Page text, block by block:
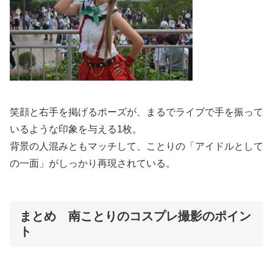
笑顔と右手を掲げるポーズが、まるでライブで手を振って
いるような印象を与える1枚。
背景の人混みともマッチして、ことりの「アイドルとして
の一面」がしっかり再現されている。
まとめ 南ことりのコスプレ撮影のポイン
ト